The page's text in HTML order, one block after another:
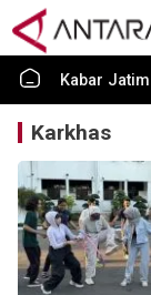
Kabar Jatim
Karkhas